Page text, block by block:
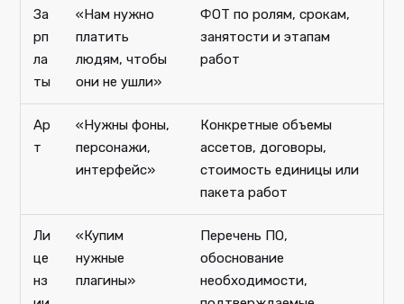
За
рп
ла
ты
«Нам нужно
платить
людям, чтобы
они не ушли»
ФОТ по ролям, срокам,
занятости и этапам
работ
Ар
т
«Нужны фоны,
персонажи,
интерфейс»
Конкретные объемы
ассетов, договоры,
стоимость единицы или
пакета работ
Ли
це
нз
«Купим
нужные
плагины»
Перечень ПО,
обоснование
необходимости,